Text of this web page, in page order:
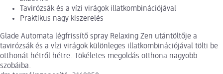
Tavirózsák és a vízi virágok illatkombinációjával
Praktikus nagy kiszerelés
Glade Automata légfrissítő spray Relaxing Zen utántöltője a
tavirózsák és a vízi virágok különleges illatkombinációjával tölti be
otthonát hétről hétre. Tökéletes megoldás otthona nagyobb
szobáiba.